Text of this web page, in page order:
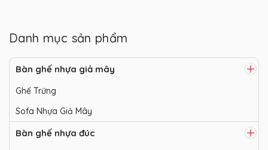
Danh mục sản phẩm
Bàn ghế nhựa giả mây
Ghế Trứng
Sofa Nhựa Giả Mây
Bàn ghế nhựa đúc